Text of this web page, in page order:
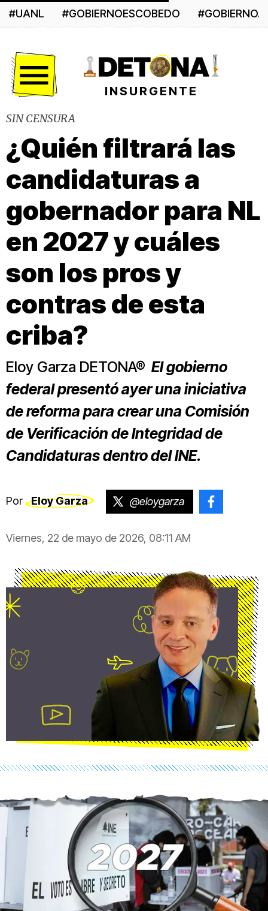
#UANL #GOBIERNOESCOBEDO
INSURGENTE
SIN CENSURA
¿Quién filtrará las
candidaturas a
gobernador para NL
en 2027 y cuáles
son los pros y
contras de esta
criba?
Eloy Garza DETONA® El gobierno
federal presentó ayer una iniciativa
de reforma para crear una Comisión
de Verificación de Integridad de
Candidaturas dentro del INE.
Por Eloy Garza @eloygarza
Viernes, 22 de mayo de 2026, 08:11 AM